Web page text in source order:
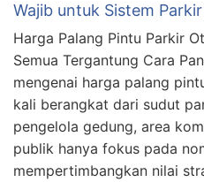
Wajib untuk Sistem
Harga Palang Pintu Parkir
Semua Tergantung Cara
mengenai harga palang
kali berangkat dari sudut
pengelola gedung, area
publik hanya fokus pada
mempertimbangkan nilai